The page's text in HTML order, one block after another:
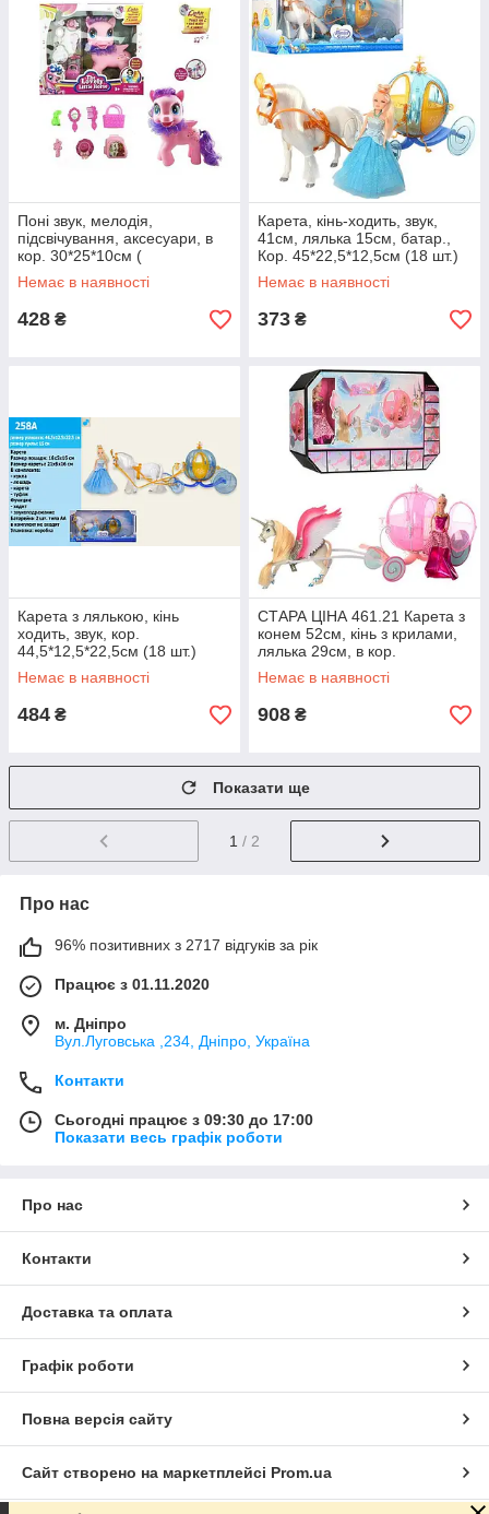
Поні звук, мелодія,
підсвічування, аксесуари, в
кор. 30*25*10см (
Немає в наявності
428 ₴
Карета, кінь-ходить, звук,
41см, лялька 15см, батар.,
Кор. 45*22,5*12,5см (18 шт.)
Немає в наявності
373 ₴
Карета з лялькою, кінь
ходить, звук, кор.
44,5*12,5*22,5см (18 шт.)
Немає в наявності
484 ₴
СТАРА ЦІНА 461.21 Карета з
конем 52см, кінь з крилами,
лялька 29см, в кор.
55*33*12,5 см (12 шт.)
Немає в наявності
908 ₴
Показати ще
1 / 2
Про нас
96% позитивних з 2717 відгуків за рік
Працює з 01.11.2020
м. Дніпро
Вул.Луговська ,234, Дніпро, Україна
Контакти
Сьогодні працює з 09:30 до 17:00
Показати весь графік роботи
Про нас
Контакти
Доставка та оплата
Графік роботи
Повна версія сайту
Сайт створено на маркетплейсі Prom.ua